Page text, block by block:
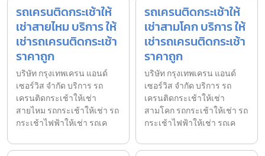
รถเครนติดกระเช้าให้
เช่าสายไหม บริการ ให้
เช่ารถเครนติดกระเช้า
ราคาถูก
บริษัท กรุงเทพเครน แอนด์
เซอร์วิส จำกัด บริการ รถ
เครนติดกระเช้าให้เช่า
สายไหม รถกระเช้าให้เช่า รถ
กระเช้าไฟฟ้าให้เช่า รถเค
รถเครนติดกระเช้าให้
เช่าสามโคก บริการ ให้
เช่ารถเครนติดกระเช้า
ราคาถูก
บริษัท กรุงเทพเครน แอนด์
เซอร์วิส จำกัด บริการ รถ
เครนติดกระเช้าให้เช่า
สามโคก รถกระเช้าให้เช่า รถ
กระเช้าไฟฟ้าให้เช่า รถเค